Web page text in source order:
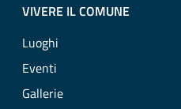
VIVERE IL COMUNE
Luoghi
Eventi
Gallerie